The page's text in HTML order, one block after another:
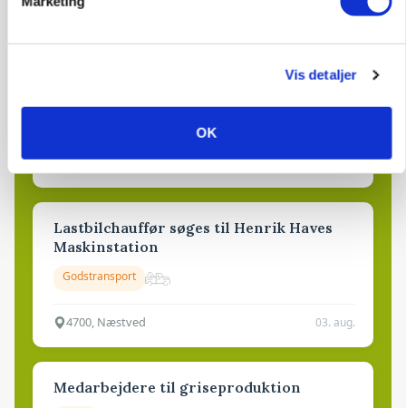
Vis detaljer
OK
Rørlægger / håndmand søges til
4690, Haslev NY 06. aug.
Lastbilchauffør søges til Henrik Haves
Maskinstation
Godstransport
4700, Næstved 03. aug.
Medarbejdere til griseproduktion